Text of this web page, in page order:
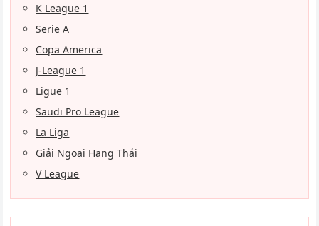
K League 1
Serie A
Copa America
J-League 1
Ligue 1
Saudi Pro League
La Liga
Giải Ngoại Hạng Thái
V League